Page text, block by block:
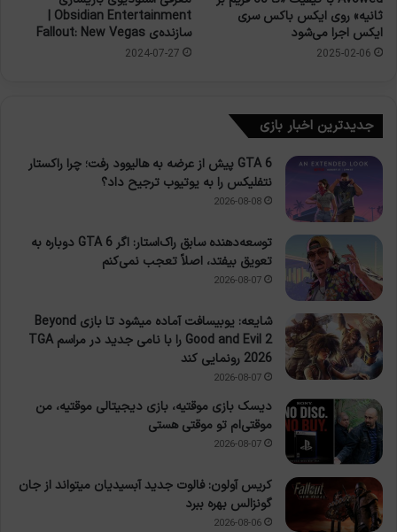
ثانیه» روی ایکس باکس سری‌
ایکس اجرا می‌شود
2025-02-06
Obsidian Entertainment |
سازنده‌ی Fallout: New Vegas
2024-07-27
جدیدترین اخبار بازی
GTA 6 پیش از عرضه به هالیوود رفت؛ چرا راکستار
نتفلیکس را به یوتیوب ترجیح داد؟
2026-08-08
توسعه‌دهنده سابق راک‌استار: اگر GTA 6 دوباره به
تعویق بیفتد، اصلاً تعجب نمی‌کنم
2026-08-07
شایعه: یوبیسافت آماده میشود تا بازی Beyond
Good and Evil 2 را با نامی جدید در مراسم TGA
2026 رونمایی کند
2026-08-07
دیسک بازی موقتیه، بازی دیجیتالی موقتیه، من
موقتی‌ام تو موقتی هستی
2026-08-07
کریس آولون: فالوت جدید آبسیدیان میتواند از جان
گونزالس بهره ببرد
2026-08-06